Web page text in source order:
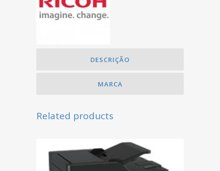
DESCRIÇÃO
MARCA
Related products